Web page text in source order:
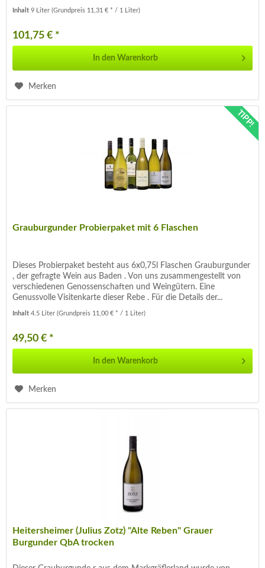
Details der...
Inhalt9 Liter(Grundpreis 11,31 € * / 1 Liter)
101,75 € *
In den Warenkorb
Merken
TIPP!
Grauburgunder Probierpaket mit 6 Flaschen
Dieses Probierpaket besteht aus 6x0,75l Flaschen Grauburgunder
, der gefragte Wein aus Baden . Von uns zusammengestellt von
verschiedenen Genossenschaften und Weingütern. Eine
Genussvolle Visitenkarte dieser Rebe . Für die Details der...
Inhalt4.5 Liter(Grundpreis 11,00 € * / 1 Liter)
49,50 € *
In den Warenkorb
Merken
Heitersheimer (Julius Zotz) "Alte Reben" Grauer
Burgunder QbA trocken